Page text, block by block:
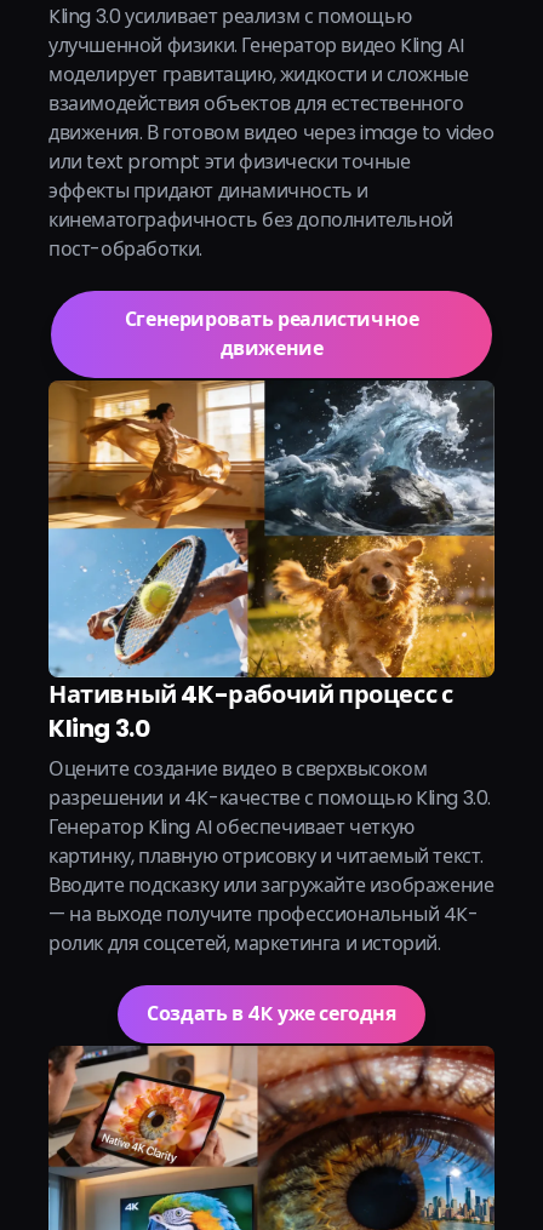
Kling 3.0 усиливает реализм с помощью
улучшенной физики. Генератор видео Kling AI
моделирует гравитацию, жидкости и сложные
взаимодействия объектов для естественного
движения. В готовом видео через image to video
или text prompt эти физически точные
эффекты придают динамичность и
кинематографичность без дополнительной
пост-обработки.
Сгенерировать реалистичное
движение
Нативный 4K-рабочий процесс с
Kling 3.0
Оцените создание видео в сверхвысоком
разрешении и 4K-качестве с помощью Kling 3.0.
Генератор Kling AI обеспечивает четкую
картинку, плавную отрисовку и читаемый текст.
Вводите подсказку или загружайте изображение
— на выходе получите профессиональный 4K-
ролик для соцсетей, маркетинга и историй.
Создать в 4K уже сегодня